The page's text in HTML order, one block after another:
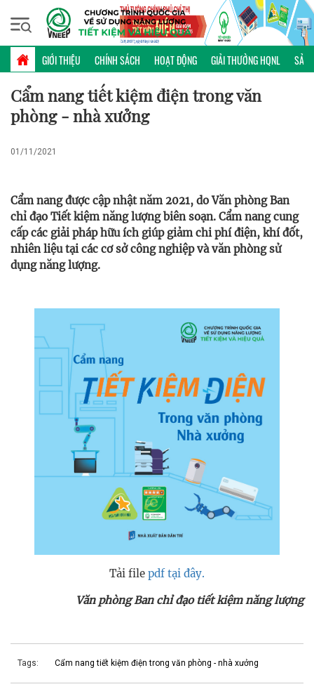
GIỚI THIỆU CHÍNH SÁCH HOẠT ĐỘNG GIẢI THƯỞNG HQNL SẢN
Thứ năm, 06/08/2026 | 09:29 GMT+7
SỔ TAY
Cẩm nang tiết kiệm điện trong văn
phòng - nhà xưởng
01/11/2021
Cẩm nang được cập nhật năm 2021, do Văn phòng Ban
chỉ đạo Tiết kiệm năng lượng biên soạn. Cẩm nang cung
cấp các giải pháp hữu ích giúp giảm chi phí điện, khí đốt,
nhiên liệu tại các cơ sở công nghiệp và văn phòng sử
dụng năng lượng.
Tải file pdf tại đây.
Văn phòng Ban chỉ đạo tiết kiệm năng lượng
Tags: Cẩm nang tiết kiệm điện trong văn phòng - nhà xưởng